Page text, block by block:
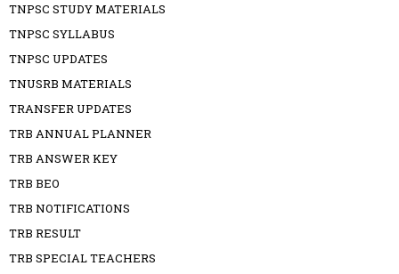
TNPSC STUDY MATERIALS
TNPSC SYLLABUS
TNPSC UPDATES
TNUSRB MATERIALS
TRANSFER UPDATES
TRB ANNUAL PLANNER
TRB ANSWER KEY
TRB BEO
TRB NOTIFICATIONS
TRB RESULT
TRB SPECIAL TEACHERS